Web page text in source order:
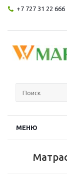
+7 727 31 22 666
МЕНЮ